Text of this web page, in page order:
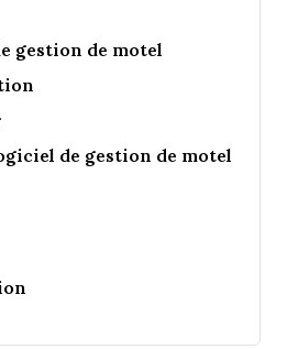
gestion de motel
de gestion de motel